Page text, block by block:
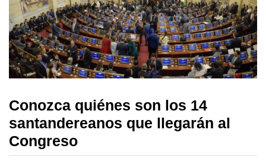
Conozca quiénes son los 14
santandereanos que llegarán al
Congreso